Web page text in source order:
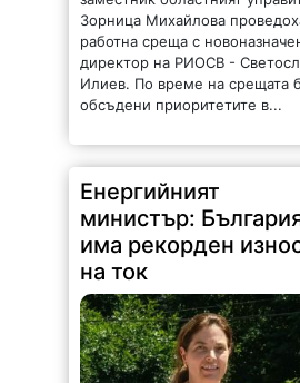
Зорница Михайлова
работна среща с
директор на РИОСВ -
Илиев. По време на срещата
обсъдени приоритетите в...
Енергийният
министър:
има рекорден
на ток